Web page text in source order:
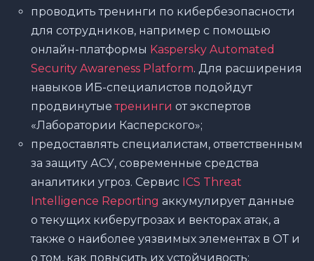
проводить тренинги по кибербезопасности
для сотрудников, например с помощью
онлайн-платформы Kaspersky Automated
Security Awareness Platform. Для расширения
навыков ИБ-специалистов подойдут
продвинутыетренинги от экспертов
«Лаборатории Касперского»;
предоставлять специалистам, ответственным
за защиту АСУ, современные средства
аналитики угроз. Сервис ICS Threat
Intelligence Reporting аккумулирует данные
о текущих киберугрозах и векторах атак, а
также о наиболее уязвимых элементах в ОТ и
о том, как повысить их устойчивость;